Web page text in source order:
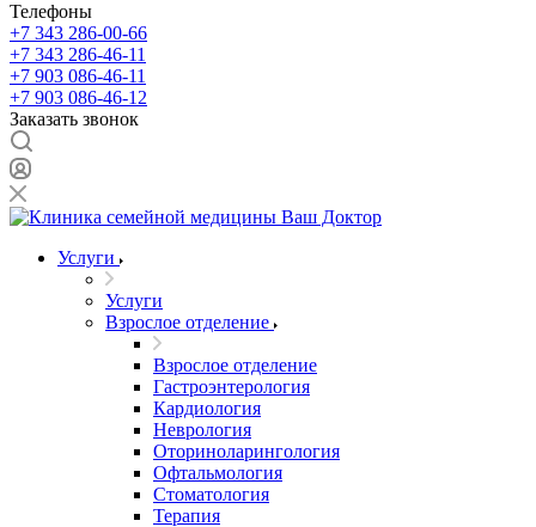
Телефоны
+7 343 286-00-66
+7 343 286-46-11
+7 903 086-46-11
+7 903 086-46-12
Заказать звонок
Услуги
Услуги
Взрослое отделение
Взрослое отделение
Гастроэнтерология
Кардиология
Неврология
Оториноларингология
Офтальмология
Стоматология
Терапия